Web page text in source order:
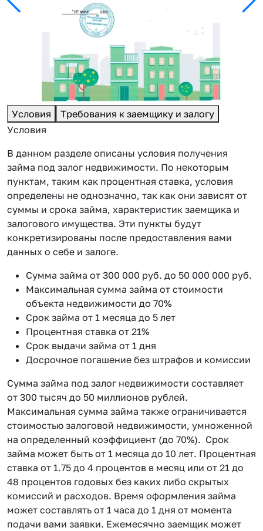
Условия
Требования к заемщику и залогу
Условия
В данном разделе описаны условия получения
займа под залог недвижимости. По некоторым
пунктам, таким как процентная ставка, условия
определены не однозначно, так как они зависят от
суммы и срока займа, характеристик заемщика и
залогового имущества. Эти пункты будут
конкретизированы после предоставления вами
данных о себе и залоге.
Сумма займа от 300 000 руб. до 50 000 000 руб.
Максимальная сумма займа от стоимости
объекта недвижимости до 70%
Срок займа от 1 месяца до 5 лет
Процентная ставка от 21%
Срок выдачи займа от 1 дня
Досрочное погашение без штрафов и комиссии
Сумма займа под залог недвижимости составляет
от 300 тысяч до 50 миллионов рублей.
Максимальная сумма займа также ограничивается
стоимостью залоговой недвижимости, умноженной
на определенный коэффициент (до 70%). Срок
займа может быть от 1 месяца до 10 лет. Процентная
ставка от 1.75 до 4 процентов в месяц или от 21 до
48 процентов годовых без каких либо скрытых
комиссий и расходов. Время оформления займа
может составлять от 1 часа до 1 дня от момента
подачи вами заявки. Ежемесячно заемщик может